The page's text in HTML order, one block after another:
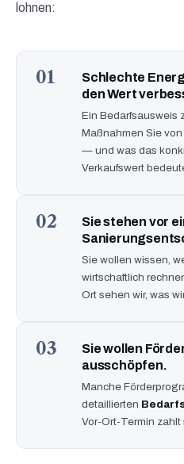
lohnen:
01
Schlechte
den Wert
Ein Bedarfsausweis
Maßnahmen Sie von
— und was das
Verkaufswert
02
Sie stehen vor
Sie wollen wissen,
wirtschaftlich
Ort sehen wir, was
03
Sie wollen
ausschöpfen.
Manche
detaillierten
Vor-Ort-Termin zahlt